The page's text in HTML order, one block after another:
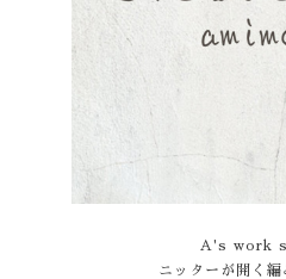
A's work
ニッターが開く編